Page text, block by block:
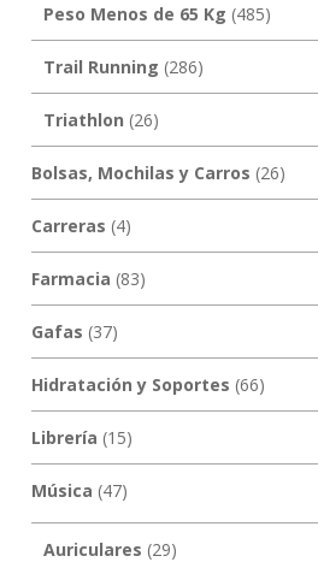
Peso Menos de 65 Kg (485)
Trail Running (286)
Triathlon (26)
Bolsas, Mochilas y Carros (26)
Carreras (4)
Farmacia (83)
Gafas (37)
Hidratación y Soportes (66)
Librería (15)
Música (47)
Auriculares (29)